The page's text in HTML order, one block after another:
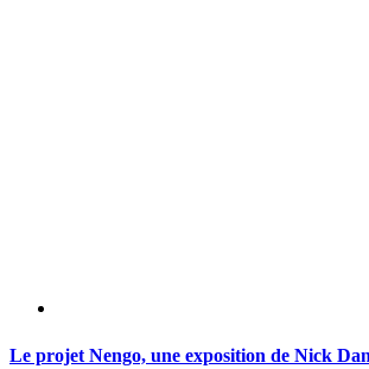
Le projet Nengo, une exposition de Nick